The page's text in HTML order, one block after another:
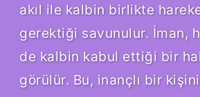
akıl ile kalbin birlikte
gerektiği savunulur. İman,
de kalbin kabul ettiği bir
görülür. Bu, inançlı bir